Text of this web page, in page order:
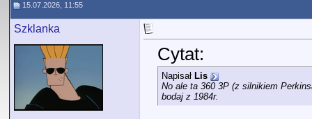
15.07.2026, 11:55
Szklanka
Cytat:
Napisał Lis
No ale ta 360 3P (z silnikiem
bodaj z 1984r.